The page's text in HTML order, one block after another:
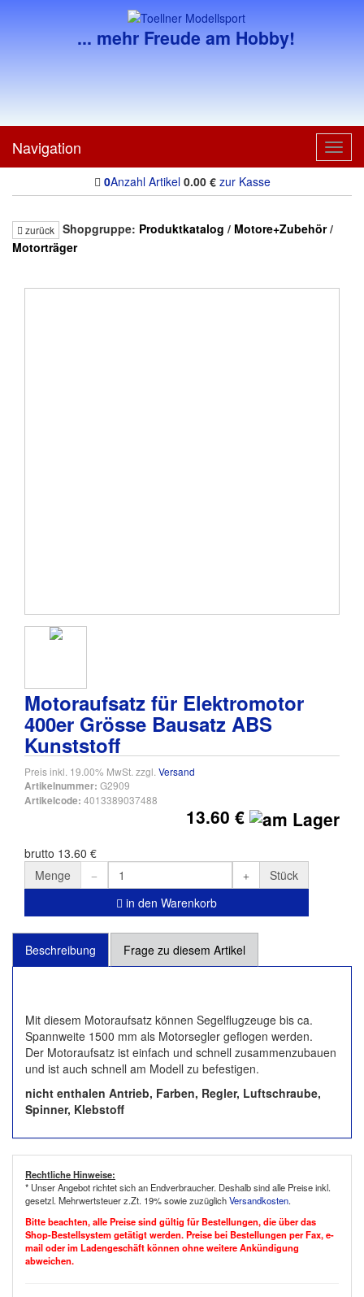
... mehr Freude am Hobby!
Navigation
0Anzahl Artikel 0.00€ zur Kasse
zurück Shopgruppe: Produktkatalog / Motore+Zubehör/
Motorträger
Motoraufsatz für Elektromotor
400er Grösse Bausatz ABS
Kunststoff
Preis inkl. 19.00% MwSt. zzgl. Versand
Artikelnummer: G2909
Artikelcode: 4013389037488
13.60 €
brutto 13.60 €
Menge
Stück
in den Warenkorb
Beschreibung Frage zu diesem Artikel
Mit diesem Motoraufsatz können Segelflugzeuge bis ca.
Spannweite 1500 mm als Motorsegler geflogen werden.
Der Motoraufsatz ist einfach und schnell zusammenzubauen
und ist auch schnell am Modell zu befestigen.
nicht enthalen Antrieb, Farben, Regler, Luftschraube,
Spinner, Klebstoff
Rechtliche Hinweise:
* Unser Angebot richtet sich an Endverbraucher. Deshalb sind alle Preise inkl.
gesetzl. Mehrwertsteuer z.Zt. 19% sowie zuzüglichVersandkosten.
Bitte beachten, alle Preise sind gültig für Bestellungen, die über das
Shop-Bestellsystem getätigt werden. Preise bei Bestellungen per Fax, e-
mail oder im Ladengeschäft können ohne weitere Ankündigung
abweichen.